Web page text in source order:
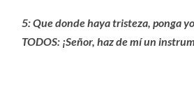
5: Que donde haya tristeza, ponga
TODOS: ¡Señor, haz de mí un